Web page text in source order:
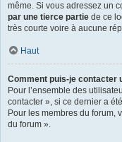
même. Si vous adressez un
par une tierce partie de ce
très courte voire à aucune
Haut
Comment puis-je contacter
Pour l’ensemble des
contacter », si ce dernier a
Pour les membres du forum,
du forum ».